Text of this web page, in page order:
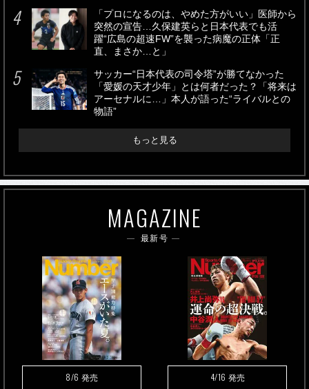
「プロになるのは、やめた方がいい」医師から
突然の宣告…久保建英らと日本代表でも活
躍“広島の超速FW”を襲った病魔の正体「正
直、まさか…と」
サッカー“日本代表の司令塔”が勝てなかった
「愛媛の天才少年」とは何者だった？「将来は
アーセナルに…」本人が語った“ライバルとの
物語”
もっと見る
MAGAZINE
最新号
8/6 発売 4/16 発売